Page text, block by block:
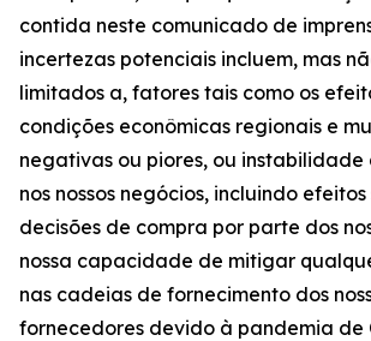
contida neste comunicado de
incertezas potenciais incluem, mas
limitados a, fatores tais como os
condições econômicas regionais e
negativas ou piores, ou
nos nossos negócios, incluindo
decisões de compra por parte dos
nossa capacidade de mitigar
nas cadeias de fornecimento dos
fornecedores devido à pandemia de